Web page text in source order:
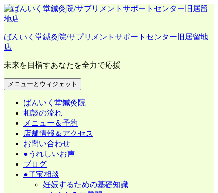
コ
ン
ン
ツ
へ
ス
キ
ッ
ばんいく堂鍼灸院/サプリメントサポートセンター旧居留地
店
未来を目指すあなたを全力で応援
メニューとウィジェット
ばんいく堂鍼灸院
相談の流れ
メニュー＆予約
店舗情報＆アクセス
お問い合わせ
●うれしいお声
ブログ
●子宝相談
妊娠するための基礎知識